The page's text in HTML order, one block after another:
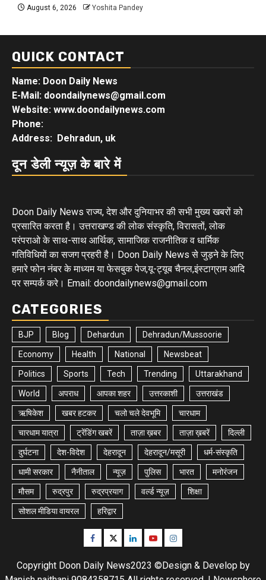
August 6, 2026 Yoshita Pandey
QUICK CONTACT
Name: Doon Daily News
E-Mail: doondailynews@gmail.com
Website: www.doondailynews.com
Phone:
Address: Dehradun, uk
दून डेली न्यूज़ के बारे में
Doon Daily News राज्य, देश और दुनियाभर की सभी मुख्य खबरों को
प्रसारित करता है। उत्तराखण्ड की लोक संस्कृति, विरासतों, लोक
परंपराओ के साथ-साथ आर्थिक, सामाजिक राजनीतिक व धार्मिक
गतिविधियों का सजग प्रहरी है। Doon Daily News से जुड़ने के लिए
हमारे फोन नंबर के माध्यम या फेसबुक पेज,यू-ट्यूब चैनल,इंस्टाग्राम आदि
पर सम्पर्क करे। Email: doondailynews@gmail.com
CATEGORIES
BJP Blog Dehardun Dehradun/Mussoorie
Economy Health National Newsbeat
Politics Sports Tech Trending Uttarakhand
World अपराध आपका शहर उत्तरकाशी उत्तराखंड
ऋषिकेश खबर हटकर चलो चले देवभूमि चारधाम
चारधाम यात्रा ट्रेंडिंग खबरें ताज़ा ख़बर ताज़ा ख़बरें दिल्ली
दुर्घटना देश-विदेश देहरादून देहरादून/मसूरी धर्म-संस्कृति
धामी सरकार नैनीताल न्यूज़ पुलिस भारत मनोरंजन
मौसम रुद्रपुर रुद्रप्रयाग वर्ल्ड न्यूज़ शिक्षा
सोशल मीडिया वायरल हरिद्वार
Facebook
TwitterLinkedinYoutubeInstagram
Copyright Doon Daily News2023 ©Design & Develop by